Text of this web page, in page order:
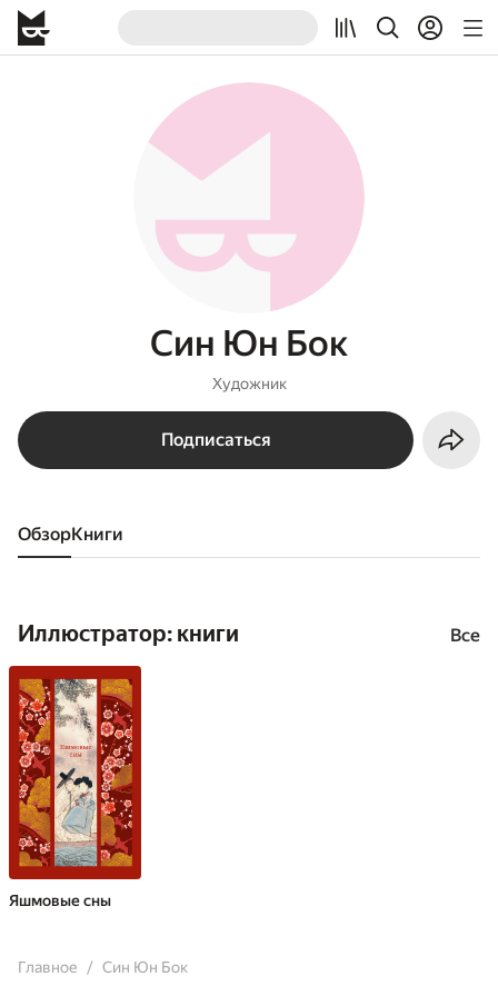
Син Юн Бок
Художник
Подписаться
Обзор книги
Иллюстратор: книги Все
Яшмовые сны
Главное Син Юн Бок